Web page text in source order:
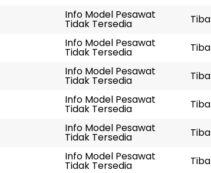
Info Model Pesawat
Tidak Tersedia Tiba
Info Model Pesawat
Tidak Tersedia Tiba
Info Model Pesawat
Tidak Tersedia Tiba
Info Model Pesawat
Tidak Tersedia Tiba
Info Model Pesawat
Tidak Tersedia Tiba
Info Model Pesawat
Tidak Tersedia Tiba